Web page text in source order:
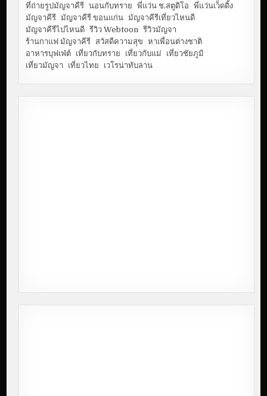
ที่ถ่ายรูปมัญจาคีรี นอนกับทราย พี่แว่น ช.สตูดิโอ
พี่แว่นเว็ดดิ้ง
มัญจาคีรี มัญจาคีรี ขอนแก่น มัญจาคีรีเที่ยวไหนดี
มัญจาคีรีไปไหนดี รีวิว Webtoon
รีวิวมัญจา
ร้านกาแฟ มัญจาคีรี สวัสดีความสุข
หาเพื่อนต่างชาติ
อาหารบุฟเฟ่ต์ เที่ยวกับทราย เที่ยวกับแม่
เที่ยวชัยภูมิ
เที่ยวมัญจา
เที่ยวไทย เวโรน่าทับลาน